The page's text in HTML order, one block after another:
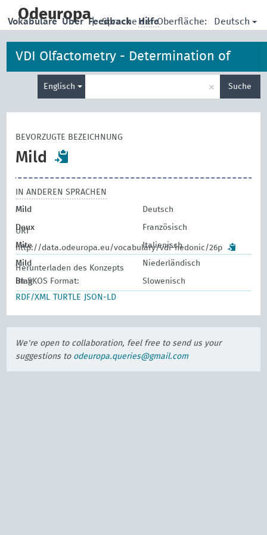
main
Odeuropa| Sprache der Oberfläche: Deutsch
Vokabulare Über Feedback Hilfe
VDI Olfactometry - Determination of
Hedonic Odour Tone
Englisch × Suche
BEVORZUGTE BEZEICHNUNG
Mild
IN ANDEREN SPRACHEN
Mild Deutsch
Doux Französisch
Mite Italienisch
Mild Niederländisch
Blag Slowenisch
URI
http://data.odeuropa.eu/vocabulary/vdi-hedonic/26p
Herunterladen des Konzepts
im SKOS Format:
RDF/XML
TURTLE JSON-LD
We're open to collaboration, feel free to send us your
suggestions to odeuropa.queries@gmail.com